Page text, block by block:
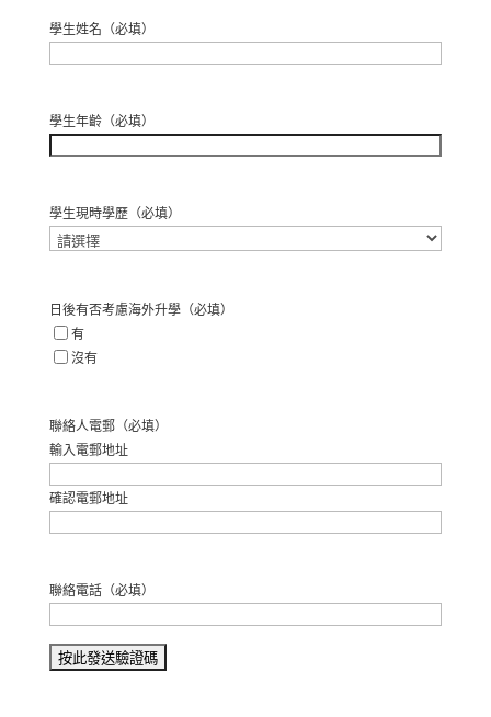
學生姓名 （必填）
學生年齡（必填）
學生現時學歷（必填）
日後有否考慮海外升學（必填）
有
沒有
聯絡人電郵（必填）
輸入電郵地址
確認電郵地址
聯絡電話（必填）